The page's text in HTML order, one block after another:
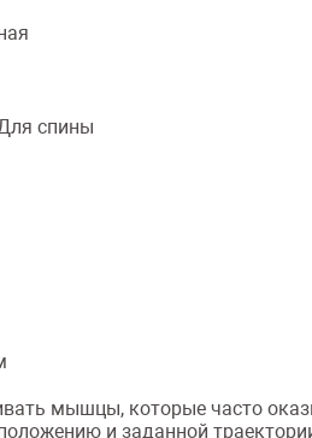
спины
мышцы, которые часто
и заданной